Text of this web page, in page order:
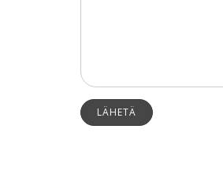
LÄHETÄ